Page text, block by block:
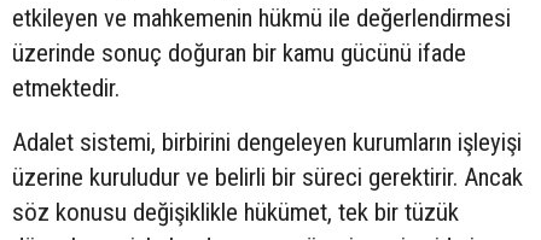
etkileyen ve mahkemenin hükmü ile değerlendirmesi
üzerinde sonuç doğuran bir kamu gücünü ifade
etmektedir.
Adalet sistemi, birbirini dengeleyen kurumların işleyişi
üzerine kuruludur ve belirli bir süreci gerektirir. Ancak
söz konusu değişiklikle hükümet, tek bir tüzük